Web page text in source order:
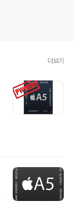
더보기